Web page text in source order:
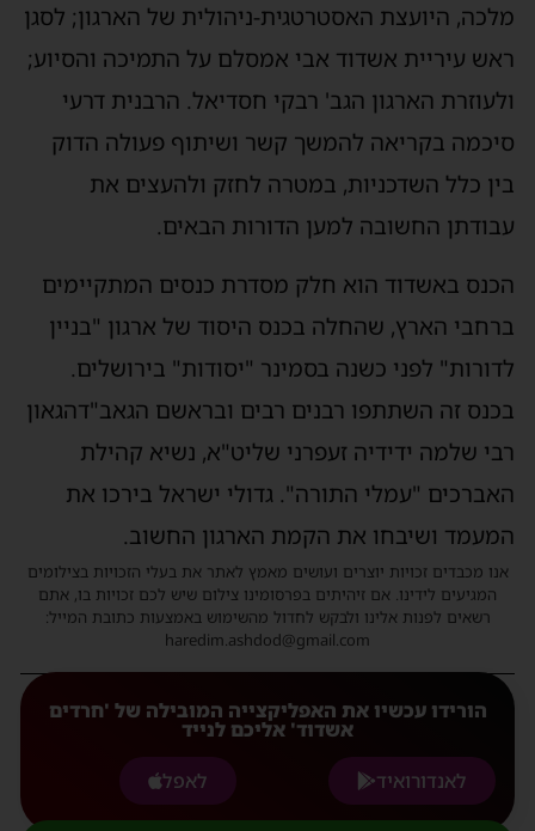
מלכה, היועצת האסטרטגית-ניהולית של הארגון; לסגן
ראש עיריית אשדוד אבי אמסלם על התמיכה והסיוע;
ולעוזרת הארגון הגב' רבקי חסדיאל. הרבנית דרעי
סיכמה בקריאה להמשך קשר ושיתוף פעולה הדוק
בין כלל השדכניות, במטרה לחזק ולהעצים את
עבודתן החשובה למען הדורות הבאים.
הכנס באשדוד הוא חלק מסדרת כנסים המתקיימים
ברחבי הארץ, שהחלה בכנס היסוד של ארגון "בניין
לדורות" לפני כשנה בסמינר "יסודות" בירושלים.
בכנס זה השתתפו רבנים רבים ובראשם הגאב"דהגאון
רבי שלמה ידידיה זעפרני שליט"א, נשיא קהילת
האברכים "עמלי התורה". גדולי ישראל בירכו את
המעמד ושיבחו את הקמת הארגון החשוב.
אנו מכבדים זכויות יוצרים ועושים מאמץ לאתר את בעלי הזכויות בצילומים
המגיעים לידינו. אם זיהיתים בפרסומינו צילום שיש לכם זכויות בו, אתם
רשאים לפנות אלינו ולבקש לחדול מהשימוש באמצעות כתובת המייל:
haredim.ashdod@gmail.com
הורידו עכשיו את האפליקצייה המובילה של 'חרדים
אשדוד' אליכם לנייד
לאנדורואיד
לאפל